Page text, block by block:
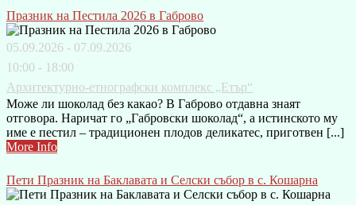
Празник на Пестила 2026 в Габрово
05.09.2026 - 07.09.2026
10:00 - 18:00
Архитектурно-етнографски комплекс „Етър“
Може ли шоколад без какао? В Габрово отдавна знаят
отговора. Наричат го „Габровски шоколад“, а истинското му
име е пестил – традиционен плодов деликатес, приготвен [...]
More Info
Пети Празник на Баклавата и Селски събор в с. Кошарна